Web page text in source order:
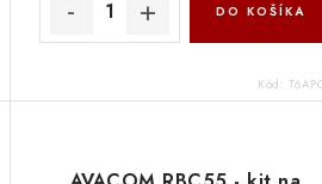
DO KOŠÍKA
Kód: